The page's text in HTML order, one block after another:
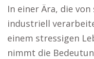
In einer Ära, die
industriell
einem stressigen
nimmt die